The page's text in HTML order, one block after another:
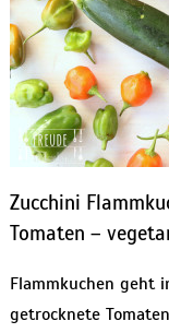
Zucchini
Tomaten –
Flammkuchen geht
getrocknete